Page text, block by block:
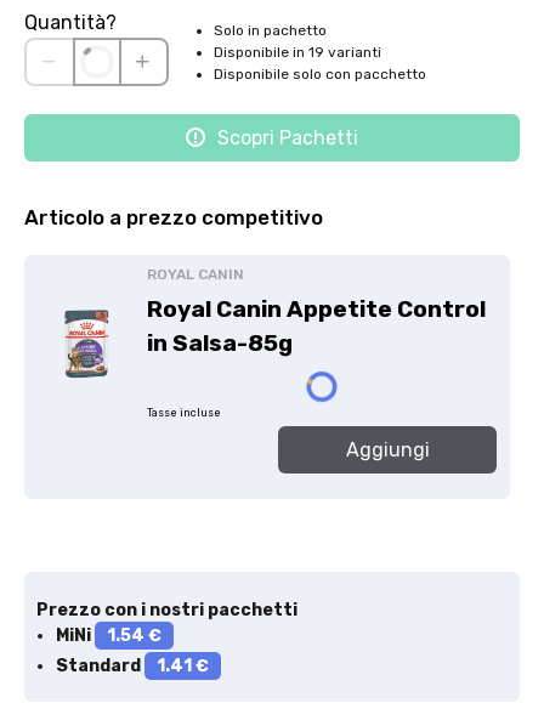
Quantità?
Solo in pachetto
Disponibile in 19 varianti
Disponibile solo con pacchetto
Scopri Pachetti
Articolo a prezzo competitivo
ROYAL CANIN
Royal Canin Appetite Control
in Salsa-85g
Tasse incluse
Aggiungi
Prezzo con i nostri pacchetti
MiNi
1.54 €
Standard
1.41 €